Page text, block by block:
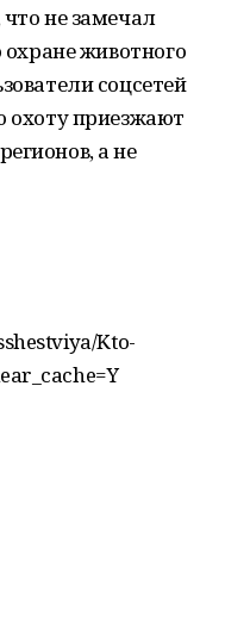
не замечал
охране животного
соцсетей
охоту приезжают
а не
Kto-